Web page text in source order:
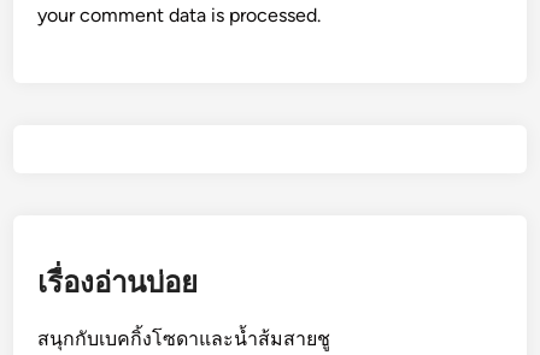
your comment data is processed.
เรื่องอ่านบ่อย
สนุกกับเบคกิ้งโซดาและน้ำส้มสายชู